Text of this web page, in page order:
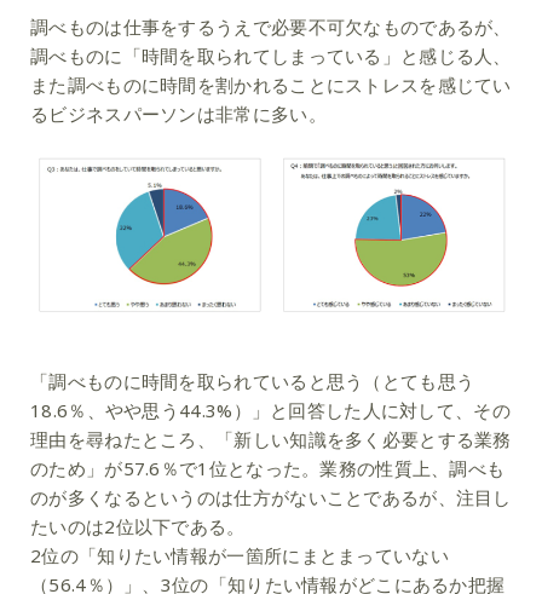
調べものは仕事をするうえで必要不可欠なものであるが、
調べものに「時間を取られてしまっている」と感じる人、
また調べものに時間を割かれることにストレスを感じてい
るビジネスパーソンは非常に多い。
「調べものに時間を取られていると思う（とても思う
18.6％、やや思う44.3%）」と回答した人に対して、その
理由を尋ねたところ、「新しい知識を多く必要とする業務
のため」が57.6％で1位となった。業務の性質上、調べも
のが多くなるというのは仕方がないことであるが、注目し
たいのは2位以下である。
2位の「知りたい情報が一箇所にまとまっていない
（56.4％）」、3位の「知りたい情報がどこにあるか把握